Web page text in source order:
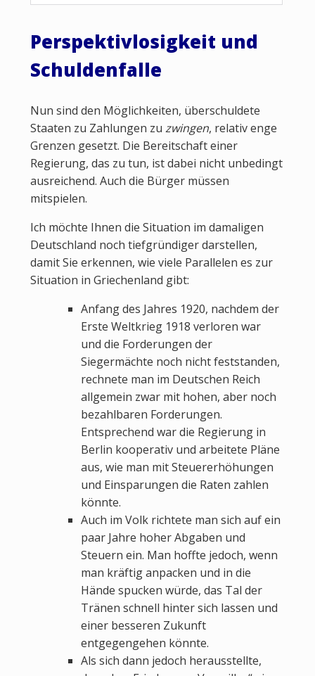
Perspektivlosigkeit und
Schuldenfalle
Nun sind den Möglichkeiten, überschuldete
Staaten zu Zahlungen zu zwingen, relativ enge
Grenzen gesetzt. Die Bereitschaft einer
Regierung, das zu tun, ist dabei nicht unbedingt
ausreichend. Auch die Bürger müssen
mitspielen.
Ich möchte Ihnen die Situation im damaligen
Deutschland noch tiefgründiger darstellen,
damit Sie erkennen, wie viele Parallelen es zur
Situation in Griechenland gibt:
Anfang des Jahres 1920, nachdem der
Erste Weltkrieg 1918 verloren war
und die Forderungen der
Siegermächte noch nicht feststanden,
rechnete man im Deutschen Reich
allgemein zwar mit hohen, aber noch
bezahlbaren Forderungen.
Entsprechend war die Regierung in
Berlin kooperativ und arbeitete Pläne
aus, wie man mit Steuererhöhungen
und Einsparungen die Raten zahlen
könnte.
Auch im Volk richtete man sich auf ein
paar Jahre hoher Abgaben und
Steuern ein. Man hoffte jedoch, wenn
man kräftig anpacken und in die
Hände spucken würde, das Tal der
Tränen schnell hinter sich lassen und
einer besseren Zukunft
entgegengehen könnte.
Als sich dann jedoch herausstellte,